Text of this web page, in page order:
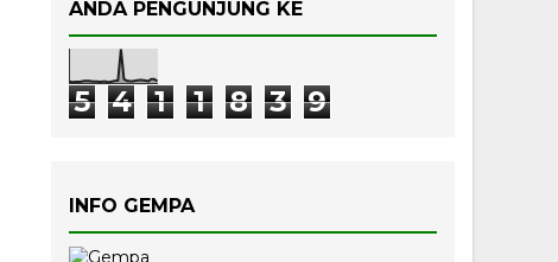
ANDA PENGUNJUNG KE
5 4 1 1 8 3 9
INFO GEMPA